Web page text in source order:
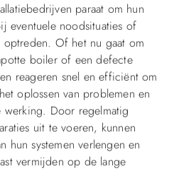
paraat om hun
eventuele noodsituaties of
optreden. Of het nu gaat om
boiler of een defecte
reageren snel en efficiënt om
oplossen van problemen en
werking. Door regelmatig
uit te voeren, kunnen
hun systemen verlengen en
vermijden op de lange